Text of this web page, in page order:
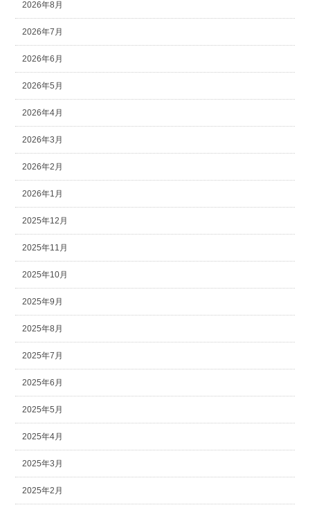
2026年8月
2026年7月
2026年6月
2026年5月
2026年4月
2026年3月
2026年2月
2026年1月
2025年12月
2025年11月
2025年10月
2025年9月
2025年8月
2025年7月
2025年6月
2025年5月
2025年4月
2025年3月
2025年2月